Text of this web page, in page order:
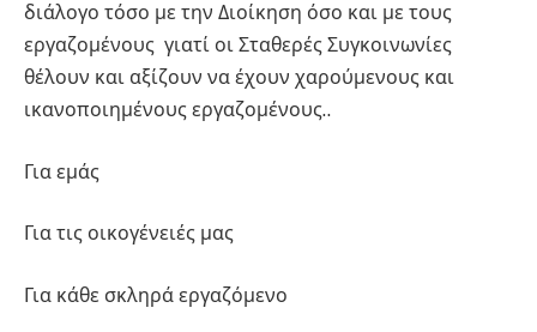
διάλογο τόσο με την Διοίκηση όσο και με τους
εργαζομένους γιατί οι Σταθερές Συγκοινωνίες
θέλουν και αξίζουν να έχουν χαρούμενους και
ικανοποιημένους εργαζομένους..
Για εμάς
Για τις οικογένειές μας
Για κάθε σκληρά εργαζόμενο